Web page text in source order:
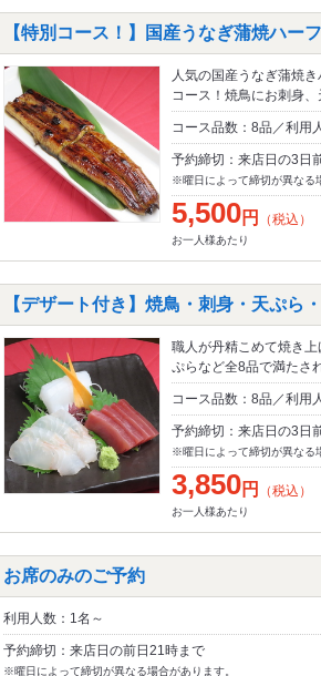
【特別コース！】国産うなぎ蒲焼ハ
人気の国産うなぎ蒲焼
コース！焼鳥にお刺身
コース品数：8品／利用
予約締切：来店日の3日
※曜日によって締切が異なる
5,500円 （税込）
お一人様あたり
【デザート付き】焼鳥・刺身・天ぷ
職人が丹精こめて焼き
ぷらなど全8品で満たさ
コース品数：8品／利用
予約締切：来店日の3日
※曜日によって締切が異なる
3,850円 （税込）
お一人様あたり
お席のみのご予約
利用人数：1名～
予約締切：来店日の前日21時まで
※曜日によって締切が異なる場合があります。